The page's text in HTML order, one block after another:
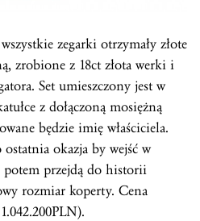
zegarki otrzymały złote
zrobione z 18ct złota werki i
Set umieszczony jest w
z dołączoną mosiężną
będzie imię właściciela.
okazja by wejść w
przejdą do historii
rozmiar koperty. Cena